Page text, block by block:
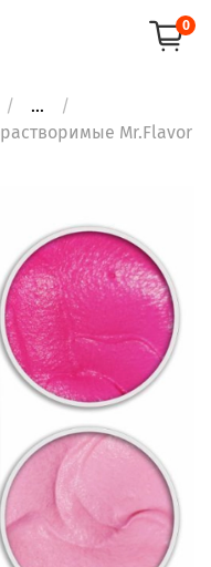
0
...
Mr.Flavor